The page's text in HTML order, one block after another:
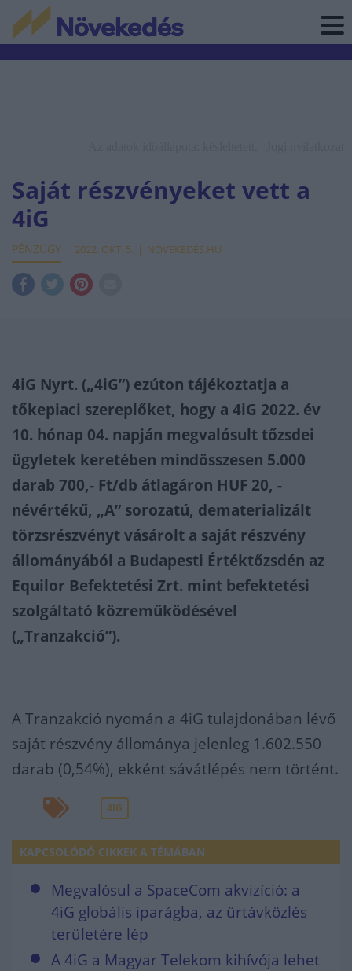
Saját részvényeket vett a
4iG
PÉNZÜGY 2022. OKT. 5. NÖVEKEDÉS.HU
4iG Nyrt. („4iG”) ezúton tájékoztatja a
tőkepiaci szereplőket, hogy a 4iG 2022. év
10. hónap 04. napján megvalósult tőzsdei
ügyletek keretében mindösszesen 5.000
darab 700,- Ft/db átlagáron HUF 20, -
névértékű, „A” sorozatú, dematerializált
törzsrészvényt vásárolt a saját részvény
állományából a Budapesti Értéktőzsdén az
Equilor Befektetési Zrt. mint befektetési
szolgáltató közreműködésével
(„Tranzakció”).
A Tranzakció nyomán a 4iG tulajdonában lévő
saját részvény állománya jelenleg 1.602.550
darab (0,54%), ekként sávátlépés nem történt.
4IG
KAPCSOLÓDÓ CIKKEK A TÉMÁBAN
Megvalósul a SpaceCom akvizíció: a
4iG globális iparágba, az űrtávközlés
területére lép
A 4iG a Magyar Telekom kihívója lehet